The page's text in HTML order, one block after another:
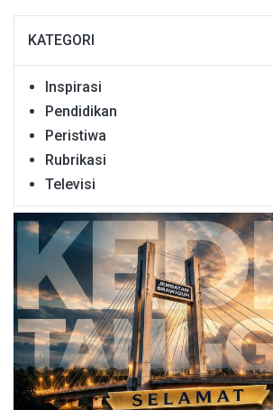
KATEGORI
Inspirasi
Pendidikan
Peristiwa
Rubrikasi
Televisi